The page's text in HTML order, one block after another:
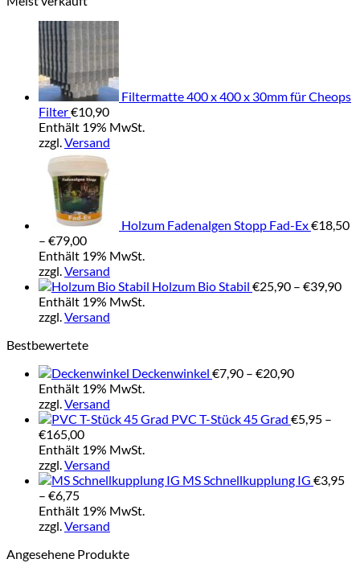
Filtermatte 400 x 400 x 30mm für Cheops
Filter€10,90
Enthält 19% MwSt.
zzgl.Versand
Holzum Fadenalgen Stopp Fad-Ex€18,50
– €79,00Preisspanne:
€18,50
bis
€79,00
Enthält 19% MwSt.
zzgl.Versand
Holzum Bio Stabil €25,90 – €39,90
Enthält 19% MwSt.
zzgl.Versand
Bestbewertete
Deckenwinkel €7,90 – €20,90
€20,90
Enthält 19% MwSt.
zzgl.Versand
PVC T-Stück 45 Grad €5,95 –
€165,00Preisspanne:
€5,95
bis
€165,00
Enthält 19% MwSt.
zzgl.Versand
MS Schnellkupplung IG €3,95
– €6,75Preisspanne:
€3,95
bis
Enthält 19% MwSt.
zzgl.Versand
Angesehene Produkte